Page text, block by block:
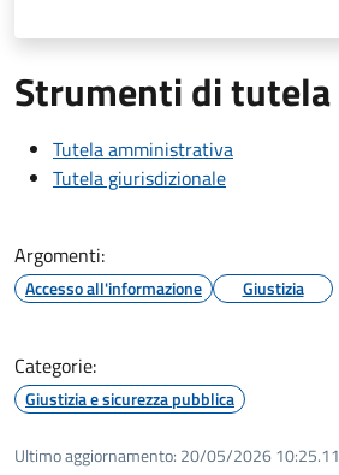
Strumenti di tutela
Tutela amministrativa
Tutela giurisdizionale
Argomenti:
Accesso all'informazione Giustizia
Categorie:
Giustizia e sicurezza pubblica
Ultimo aggiornamento: 20/05/2026 10:25.11